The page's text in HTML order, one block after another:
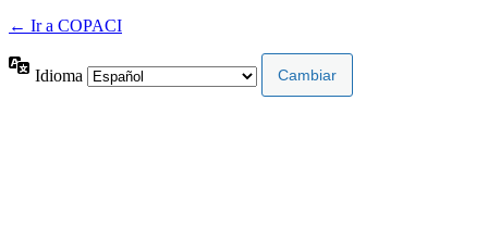
← Ir a COPACI
Idioma